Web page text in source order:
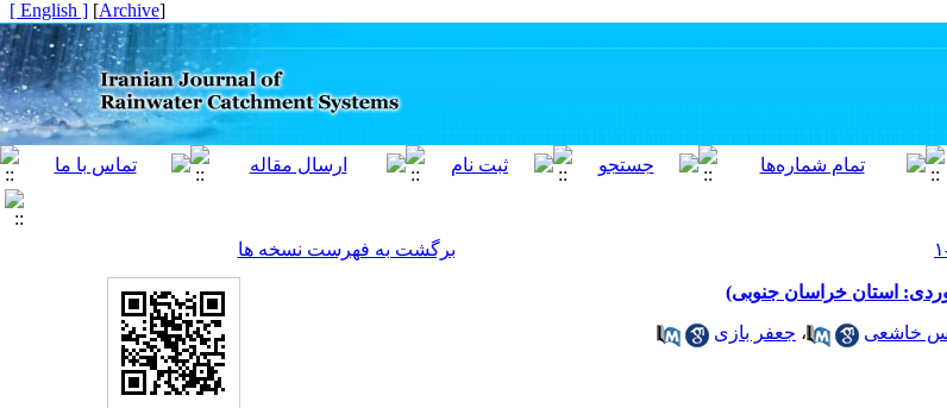
[
Archive
]
[ English ]
برگشت به فهرست نسخه ها
استان خراسان جنوبی)
خاشعی ، جعفر بازی